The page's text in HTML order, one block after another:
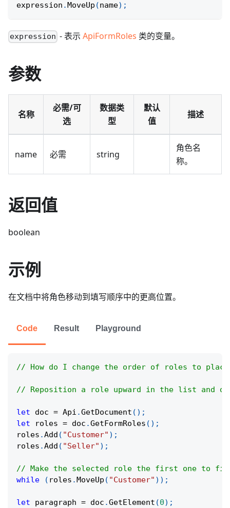
expression .MoveUp (name) ;
expression - 表示ApiFormRoles 类的变量。
参数
名称
必需/可
选
数据类
型
默认
值
描述
name 必需 string
角色名
称。
返回值
boolean
示例
在文档中将角色移动到填写顺序中的更高位置。
Code Result Playground
// How do I change the order of roles to
// Reposition a role upward in the list and
let doc = Api .GetDocument ( ) ;
let roles = doc .GetFormRoles ( ) ;
roles .Add ( "Customer" ) ;
roles .Add ( "Seller" ) ;
// Make the selected role the first one to
while
( roles . MoveUp ( "Customer" ) ) ;
let paragraph = doc .GetElement (0) ;